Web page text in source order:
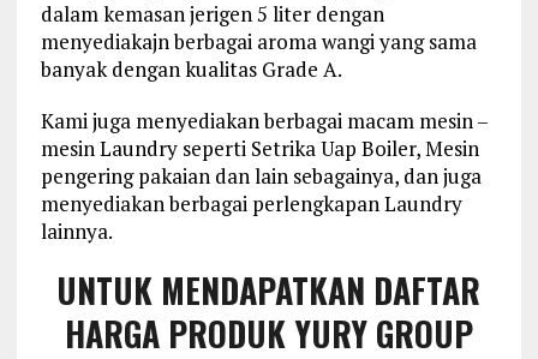
dalam kemasan jerigen 5 liter dengan
menyediakajn berbagai aroma wangi yang sama
banyak dengan kualitas Grade A.
Kami juga menyediakan berbagai macam mesin –
mesin Laundry seperti Setrika Uap Boiler, Mesin
pengering pakaian dan lain sebagainya, dan juga
menyediakan berbagai perlengkapan Laundry
lainnya.
UNTUK MENDAPATKAN DAFTAR
HARGA PRODUK YURY GROUP